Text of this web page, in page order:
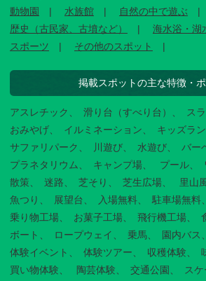
動物園
水族館 自然の中で遊ぶ
歴史（古民家、古墳など）
海水浴・湖
スポーツ
その他のスポット
掲載スポットの主な特徴・
アスレチック 滑り台（すべり台） ス
おみやげ
イルミネーション キッズラ
サファリパーク
川遊び 水遊び
バー
プラネタリウム
キャンプ場 プール
散策
迷路 芝そり 芝生広場 里山
魚つり
展望台 入場無料 駐車場無料
乗り物工場
お菓子工場 飛行機工場
ボート
ロープウェイ 乗馬 園内バス
体験イベント
体験ツアー 収穫体験
買い物体験
陶芸体験 交通公園 ス